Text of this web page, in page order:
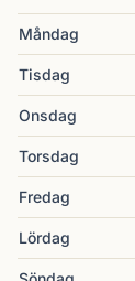
Måndag
Tisdag
Onsdag
Torsdag
Fredag
Lördag